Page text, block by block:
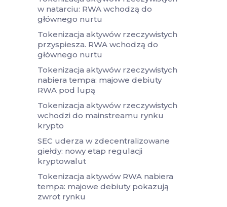
w natarciu: RWA wchodzą do
głównego nurtu
Tokenizacja aktywów rzeczywistych
przyspiesza. RWA wchodzą do
głównego nurtu
Tokenizacja aktywów rzeczywistych
nabiera tempa: majowe debiuty
RWA pod lupą
Tokenizacja aktywów rzeczywistych
wchodzi do mainstreamu rynku
krypto
SEC uderza w zdecentralizowane
giełdy: nowy etap regulacji
kryptowalut
Tokenizacja aktywów RWA nabiera
tempa: majowe debiuty pokazują
zwrot rynku